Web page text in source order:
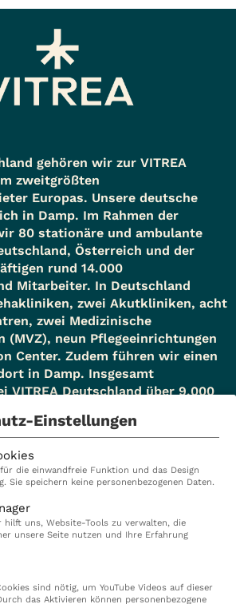
gehören wir zur VITREA
zweitgrößten
Europas. Unsere deutsche
in Damp. Im Rahmen der
80 stationäre und ambulante
Österreich und der
rund 14.000
Mitarbeiter. In Deutschland
zwei Akutkliniken, acht
zwei Medizinische
(MVZ), neun Pflegeeinrichtungen
Center. Zudem führen wir einen
in Damp. Insgesamt
VITREA Deutschland über 9.000
Ambulant
Karriere
Einstellungen
die einwandfreie Funktion und das Design
Sie speichern keine personenbezogenen Daten.
hilft uns, Website-Tools zu verwalten, die
unsere Seite nutzen und Ihre Erfahrung
sind nötig, um YouTube Videos auf dieser
das Aktivieren können personenbezogene